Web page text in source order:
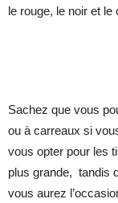
le rouge, le noir et le
Sachez que vous
ou à carreaux si
vous opter pour les
plus grande, tandis
vous aurez